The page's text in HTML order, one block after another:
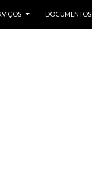
DOCUMENTOS